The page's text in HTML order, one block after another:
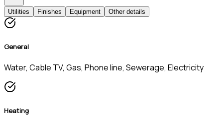
Utilities Finishes Equipment Other details
General
Water, Cable TV, Gas, Phone line, Sewerage, Electricity
Heating